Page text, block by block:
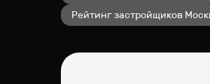
Рейтинг застройщиков